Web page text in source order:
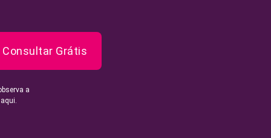
Consultar Grátis
a